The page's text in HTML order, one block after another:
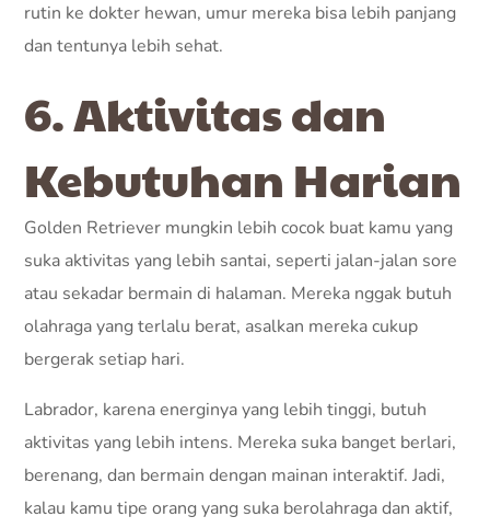
rutin ke dokter hewan, umur mereka bisa lebih panjang
dan tentunya lebih sehat.
6. Aktivitas dan
Kebutuhan Harian
Golden Retriever mungkin lebih cocok buat kamu yang
suka aktivitas yang lebih santai, seperti jalan-jalan sore
atau sekadar bermain di halaman. Mereka nggak butuh
olahraga yang terlalu berat, asalkan mereka cukup
bergerak setiap hari.
Labrador, karena energinya yang lebih tinggi, butuh
aktivitas yang lebih intens. Mereka suka banget berlari,
berenang, dan bermain dengan mainan interaktif. Jadi,
kalau kamu tipe orang yang suka berolahraga dan aktif,